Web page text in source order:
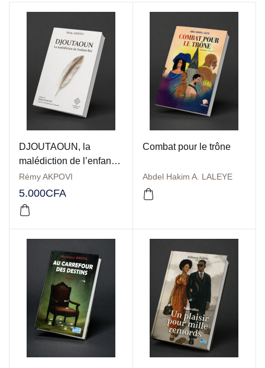
DJOUTAOUN, la
malédiction de l’enfant-
Roi
Rémy AKPOVI
5.000CFA
Combat pour le trône
Abdel Hakim A. LALEYE